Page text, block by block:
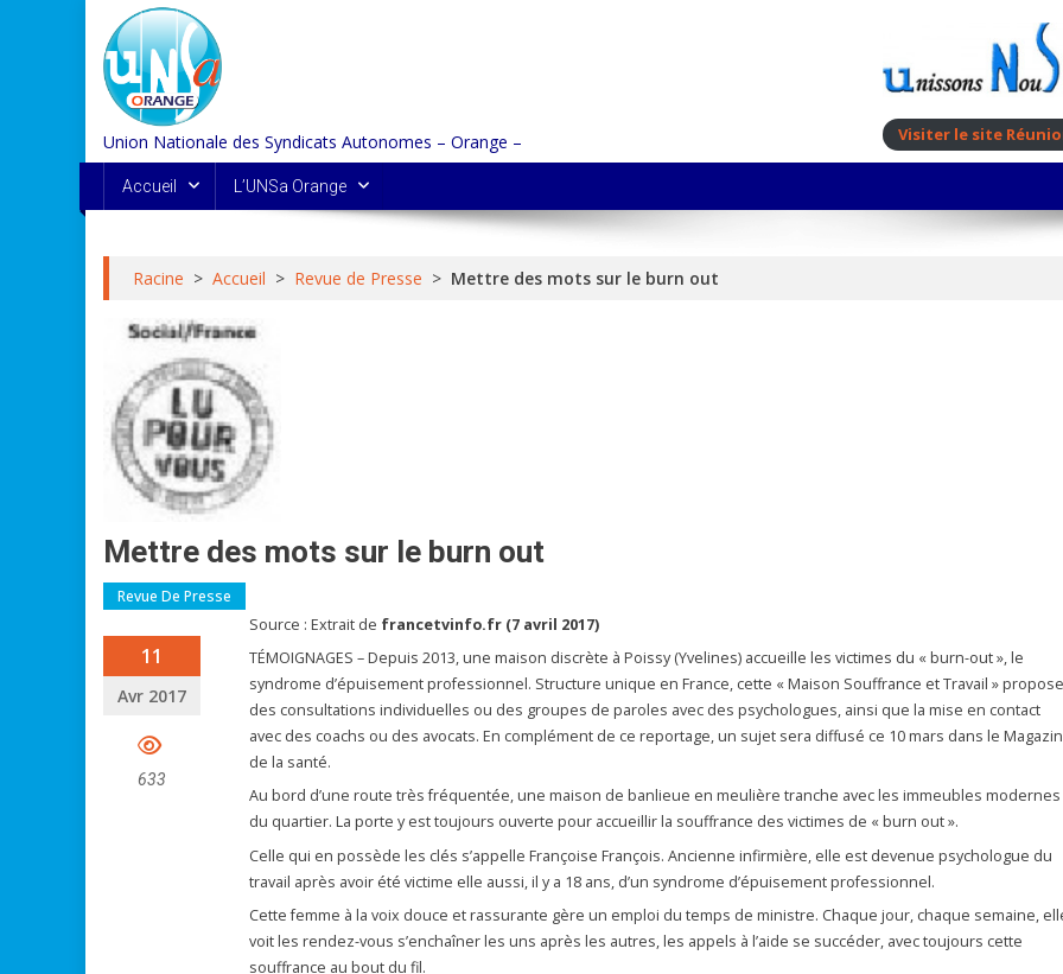
content
Union Nationale des Syndicats Autonomes – Orange – Visiter le site
Accueil L’UNSa Orange
Racine > Accueil > Revue de Presse > Mettre des mots sur le burn out
Mettre des mots sur le burn out
Revue De Presse
11
Avr 2017
633
Source : Extrait de francetvinfo.fr (7 avril 2017)
TÉMOIGNAGES – Depuis 2013, une maison discrète à Poissy (Yvelines) accueille les victimes du « burn-out », le
syndrome d’épuisement professionnel. Structure unique en France, cette « Maison Souffrance et Travail » propose
des consultations individuelles ou des groupes de paroles avec des psychologues, ainsi que la mise en contact
avec des coachs ou des avocats. En complément de ce reportage, un sujet sera diffusé ce 10 mars dans le
de la santé.
Au bord d’une route très fréquentée, une maison de banlieue en meulière tranche avec les immeubles modernes
du quartier. La porte y est toujours ouverte pour accueillir la souffrance des victimes de « burn out ».
Celle qui en possède les clés s’appelle Françoise François. Ancienne infirmière, elle est devenue psychologue du
travail après avoir été victime elle aussi, il y a 18 ans, d’un syndrome d’épuisement professionnel.
Cette femme à la voix douce et rassurante gère un emploi du temps de ministre. Chaque jour, chaque semaine,
voit les rendez-vous s’enchaîner les uns après les autres, les appels à l’aide se succéder, avec toujours cette
souffrance au bout du fil.